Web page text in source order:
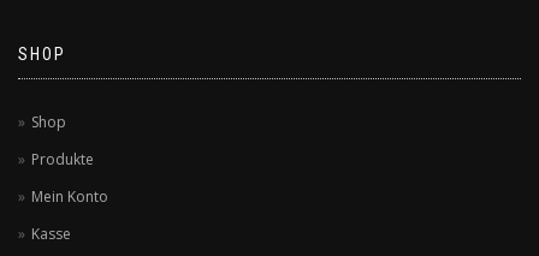
SHOP
Shop
Produkte
Mein Konto
Kasse